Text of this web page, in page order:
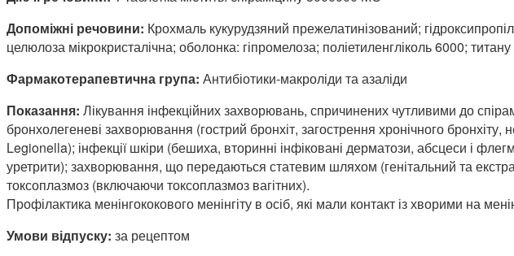
Допоміжні речовини: Крохмаль кукурудзяний прежелатинізований;
целюлоза мікрокристалічна; оболонка: гіпромелоза; поліетиленгліколь 6000;
Фармакотерапевтична група: Антибіотики-макроліди та азаліди
Показання: Лікування інфекційних захворювань, спричинених чутливими до
бронхолегеневі захворювання (гострий бронхіт, загострення хронічного
Legionella); інфекції шкіри (бешиха, вторинні інфіковані дерматози, абсцеси і
уретрити); захворювання, що передаються статевим шляхом (генітальний та
токсоплазмоз (включаючи токсоплазмоз вагітних).
Профілактика менінгококового менінгіту в осіб, які мали контакт із хворими на
Умови відпуску: за рецептом